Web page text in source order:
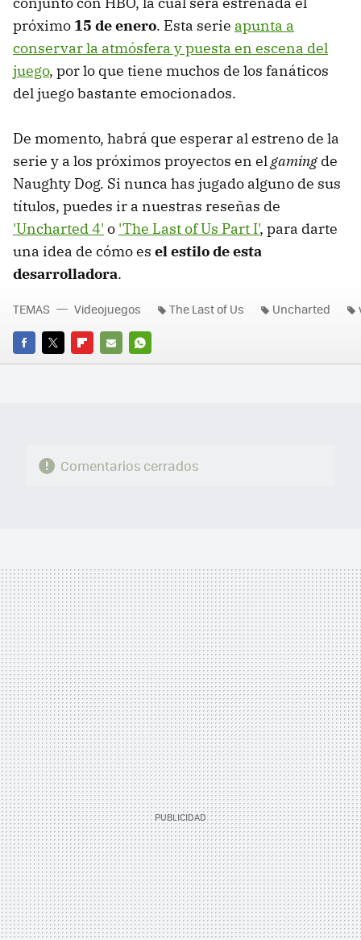
próximo 15 de enero. Esta serie apunta a
conservar la atmósfera y puesta en escena del
juego, por lo que tiene muchos de los fanáticos
del juego bastante emocionados.
De momento, habrá que esperar al estreno de la
serie y a los próximos proyectos en elgaming de
Naughty Dog. Si nunca has jugado alguno de sus
títulos, puedes ir a nuestras reseñas de
'Uncharted 4' o 'The Last of Us Part I', para darte
una idea de cómo es el estilo de esta
desarrolladora.
FACEBOOK
TWITTERFLIPBOARD
E-
WHATSAPP
TEMAS Videojuegos The Last of Us Uncharted
Comentarios cerrados